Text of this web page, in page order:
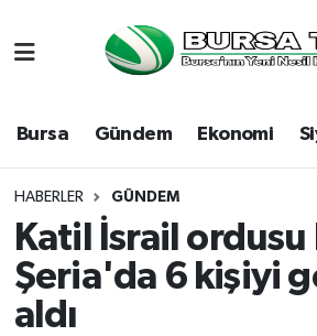
Bursa Gündem Ekonomi
HABERLER GÜNDEM
Katil İsrail ordusu
Şeria'da 6 kişiyi
aldı
Bursa
Dünya
Eğitim
Ekonomi
Hava Durumu
Namaz Vakitleri
Trafik Durumu
Süper Lig Puan Durumu ve